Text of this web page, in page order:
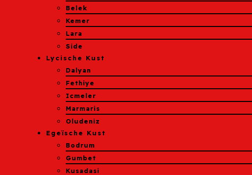
Belek
Kemer
Lara
Side
Lycische Kust
Dalyan
Fethiye
Icmeler
Marmaris
Oludeniz
Egeïsche Kust
Bodrum
Gumbet
Kusadasi